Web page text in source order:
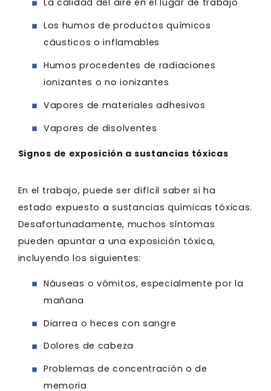
La calidad del aire en el lugar de trabajo
Los humos de productos químicos
cáusticos o inflamables
Humos procedentes de radiaciones
ionizantes o no ionizantes
Vapores de materiales adhesivos
Vapores de disolventes
Signos de exposición a sustancias tóxicas
En el trabajo, puede ser difícil saber si ha
estado expuesto a sustancias químicas tóxicas.
Desafortunadamente, muchos síntomas
pueden apuntar a una exposición tóxica,
incluyendo los siguientes:
Náuseas o vómitos, especialmente por la
mañana
Diarrea o heces con sangre
Dolores de cabeza
Problemas de concentración o de
memoria